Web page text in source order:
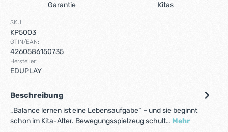
Garantie
Kitas
SKU:
KP5003
GTIN/EAN:
4260586150735
Hersteller:
EDUPLAY
Beschreibung
„Balance lernen ist eine Lebensaufgabe“ – und sie beginnt
schon im Kita-Alter. Bewegungsspielzeug schult… Mehr